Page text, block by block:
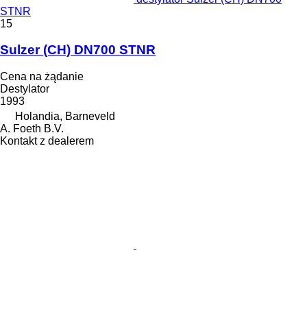
STNR
15
Sulzer (CH) DN700 STNR
Cena na żądanie
Destylator
1993
Holandia, Barneveld
A. Foeth B.V.
Kontakt z dealerem